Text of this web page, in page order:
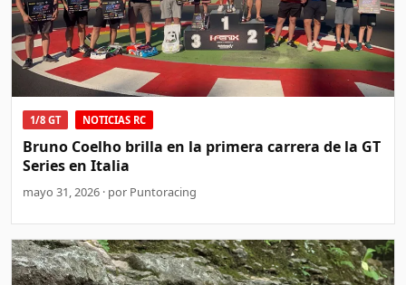
1/8 GT NOTICIAS RC
Bruno Coelho brilla en la primera carrera de la GT
Series en Italia
mayo 31, 2026 · por Puntoracing